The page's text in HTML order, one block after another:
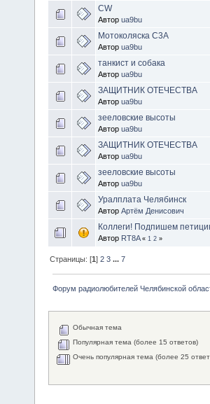
CW
Автор ua9bu
Мотоколяска С3А
Автор ua9bu
танкист и собака
Автор ua9bu
ЗАЩИТНИК ОТЕЧЕСТВА
Автор ua9bu
зееловские высоты
Автор ua9bu
ЗАЩИТНИК ОТЕЧЕСТВА
Автор ua9bu
зееловские высоты
Автор ua9bu
Уралплата Челябинск
Автор Артём Денисович
Коллеги! Подпишем
Автор RT8A « 1 2 »
Страницы: [1]2 3 ...7
Форум радиолюбителей Челябинской
Обычная тема
Популярная тема (более 15 ответов)
Очень популярная тема (более 25